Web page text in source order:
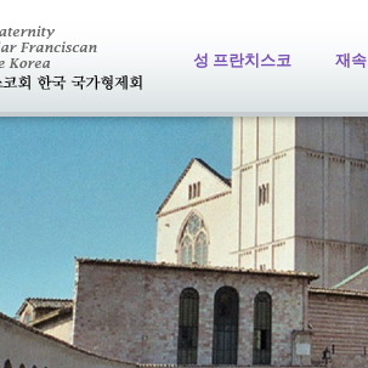
성 프란치스코 재